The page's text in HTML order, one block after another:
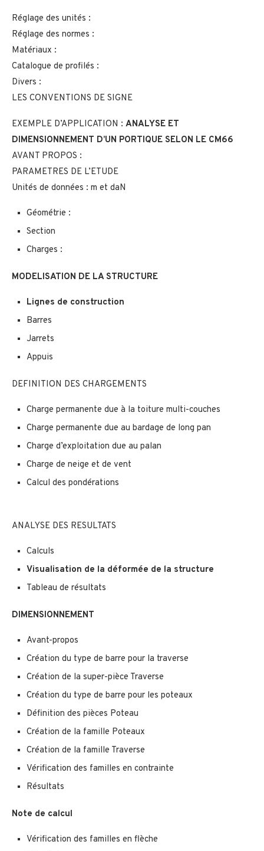
Réglage des unités :
Réglage des normes :
Matériaux :
Catalogue de profilés :
Divers :
LES CONVENTIONS DE SIGNE
EXEMPLE D’APPLICATION : ANALYSE ET
DIMENSIONNEMENT D’UN PORTIQUE SELON LE CM66
AVANT PROPOS :
PARAMETRES DE L’ETUDE
Unités de données : m et daN
Géométrie :
Section
Charges :
MODELISATION DE LA STRUCTURE
Lignes de construction
Barres
Jarrets
Appuis
DEFINITION DES CHARGEMENTS
Charge permanente due à la toiture multi-couches
Charge permanente due au bardage de long pan
Charge d’exploitation due au palan
Charge de neige et de vent
Calcul des pondérations
ANALYSE DES RESULTATS
Calculs
Visualisation de la déformée de la structure
Tableau de résultats
DIMENSIONNEMENT
Avant-propos
Création du type de barre pour la traverse
Création de la super-pièce Traverse
Création du type de barre pour les poteaux
Définition des pièces Poteau
Création de la famille Poteaux
Création de la famille Traverse
Vérification des familles en contrainte
Résultats
Note de calcul
Vérification des familles en flèche